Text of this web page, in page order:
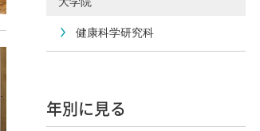
健康科学研究科
年別に見る